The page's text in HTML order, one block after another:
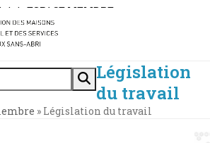
| | ESPACE MEMBRE
Législation
du travail
» Législation du travail